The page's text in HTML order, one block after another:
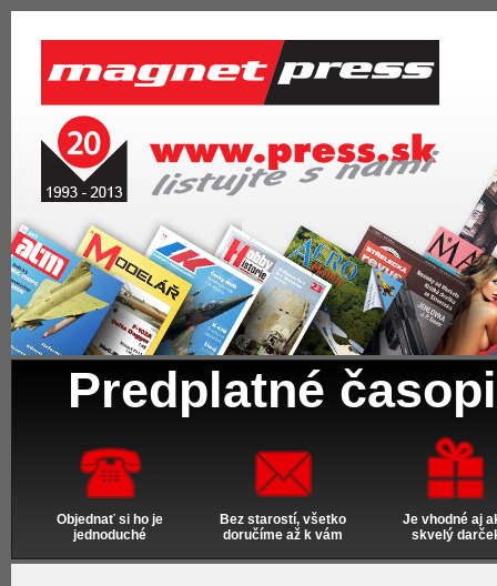
Predplatné
Objednať si ho je
jednoduché
Bez starostí, všetko
doručíme až k vám
Je vhodné aj
skvelý